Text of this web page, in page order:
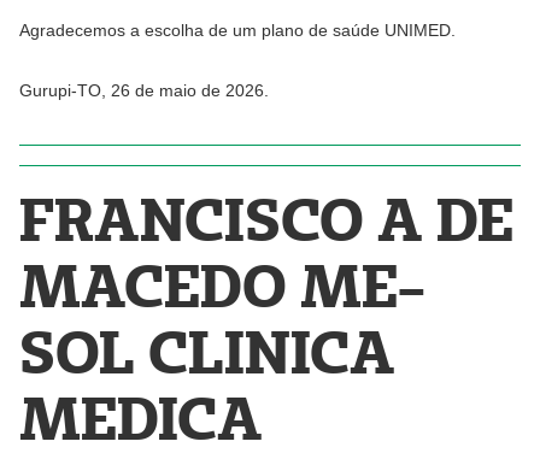
Agradecemos a escolha de um plano de saúde UNIMED.
Gurupi-TO, 26 de maio de 2026.
FRANCISCO A DE
MACEDO ME-
SOL CLINICA
MEDICA